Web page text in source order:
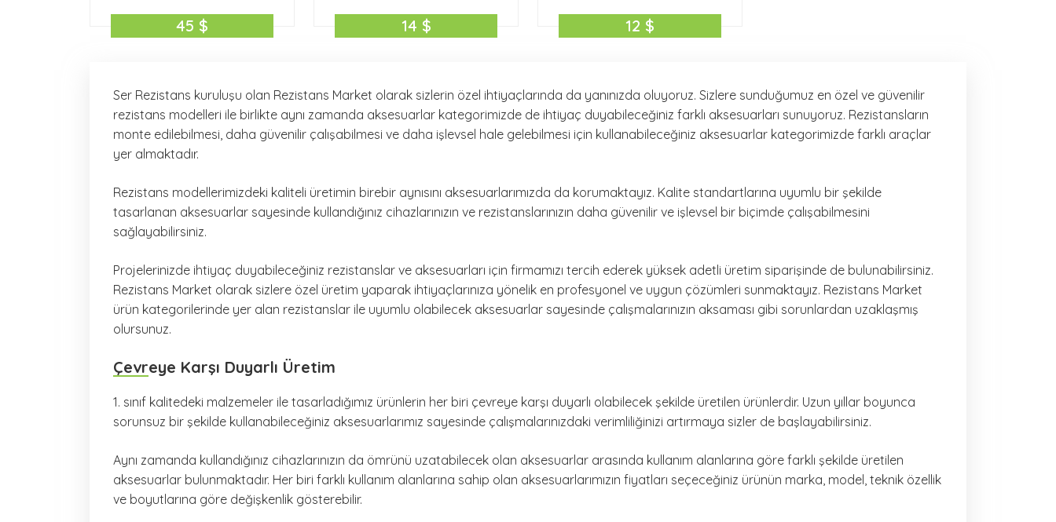
45 $ 14 $ 12 $
Ser Rezistans kuruluşu olan Rezistans Market olarak sizlerin özel ihtiyaçlarında da yanınızda oluyoruz. Sizlere sunduğumuz en özel ve güvenilir
rezistans modelleri ile birlikte aynı zamanda aksesuarlar kategorimizde de ihtiyaç duyabileceğiniz farklı aksesuarları sunuyoruz. Rezistansların
monte edilebilmesi, daha güvenilir çalışabilmesi ve daha işlevsel hale gelebilmesi için kullanabileceğiniz aksesuarlar kategorimizde farklı araçlar
yer almaktadır.
Rezistans modellerimizdeki kaliteli üretimin birebir aynısını aksesuarlarımızda da korumaktayız. Kalite standartlarına uyumlu bir şekilde
tasarlanan aksesuarlar sayesinde kullandığınız cihazlarınızın ve rezistanslarınızın daha güvenilir ve işlevsel bir biçimde çalışabilmesini
sağlayabilirsiniz.
Projelerinizde ihtiyaç duyabileceğiniz rezistanslar ve aksesuarları için firmamızı tercih ederek yüksek adetli üretim siparişinde de bulunabilirsiniz.
Rezistans Market olarak sizlere özel üretim yaparak ihtiyaçlarınıza yönelik en profesyonel ve uygun çözümleri sunmaktayız. Rezistans Market
ürün kategorilerinde yer alan rezistanslar ile uyumlu olabilecek aksesuarlar sayesinde çalışmalarınızın aksaması gibi sorunlardan uzaklaşmış
olursunuz.
Çevreye Karşı Duyarlı Üretim
1. sınıf kalitedeki malzemeler ile tasarladığımız ürünlerin her biri çevreye karşı duyarlı olabilecek şekilde üretilen ürünlerdir. Uzun yıllar boyunca
sorunsuz bir şekilde kullanabileceğiniz aksesuarlarımız sayesinde çalışmalarınızdaki verimliliğinizi artırmaya sizler de başlayabilirsiniz.
Aynı zamanda kullandığınız cihazlarınızın da ömrünü uzatabilecek olan aksesuarlar arasında kullanım alanlarına göre farklı şekilde üretilen
aksesuarlar bulunmaktadır. Her biri farklı kullanım alanlarına sahip olan aksesuarlarımızın fiyatları seçeceğiniz ürünün marka, model, teknik özellik
ve boyutlarına göre değişkenlik gösterebilir.